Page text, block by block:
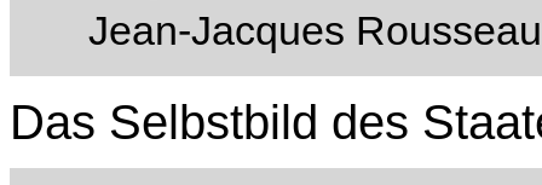
Jean-Jacques
Das Selbstbild des